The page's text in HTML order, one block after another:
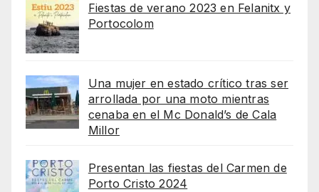
Fiestas de verano 2023 en Felanitx y
Portocolom
Una mujer en estado crítico tras ser
arrollada por una moto mientras
cenaba en el Mc Donald’s de Cala
Millor
Presentan las fiestas del Carmen de
Porto Cristo 2024